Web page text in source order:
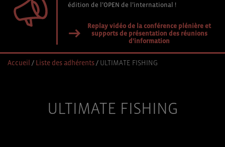
édition de l’OPEN de l’international !
Replay vidéo de la conférence plénière et
supports de présentation des réunions
d'information
Accueil / Liste des adhérents/ ULTIMATE FISHING
ULTIMATE FISHING